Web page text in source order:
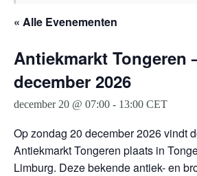
« Alle Evenementen
Antiekmarkt Tongeren
december 2026
december 20 @ 07:00 - 13:00 CET
Op zondag 20 december 2026 vindt
Antiekmarkt Tongeren plaats in
Limburg. Deze bekende antiek- en